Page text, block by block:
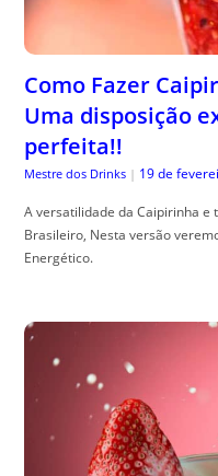
Como Fazer
Uma disposição
perfeita!!
Mestre dos Drinks | 19 de
A versatilidade da Caipirinha
Brasileiro, Nesta versão
Energético.